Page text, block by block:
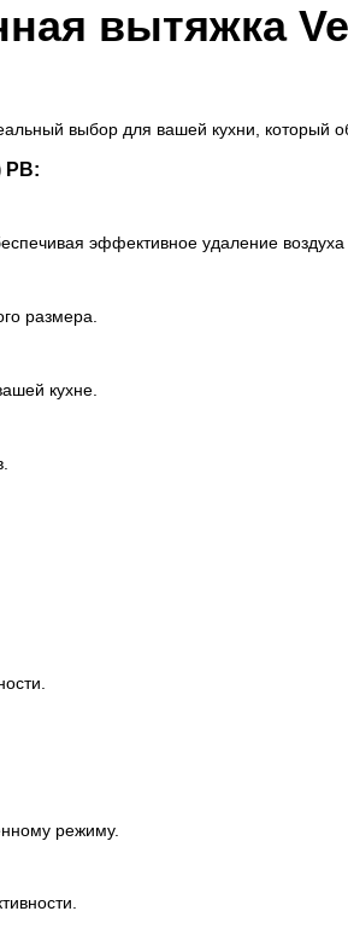
вытяжка
выбор для вашей кухни, который
PB:
эффективное удаление воздуха
размера.
кухне.
режиму.